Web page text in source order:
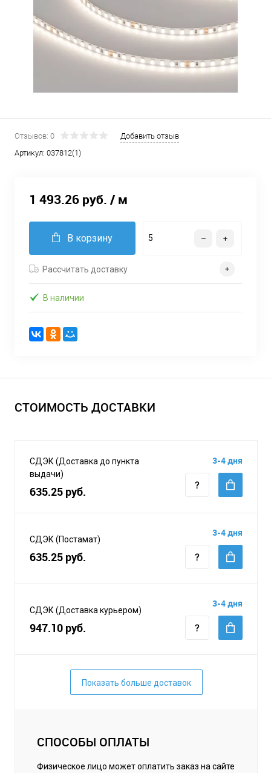
Отзывов: 0
Добавить отзыв
Артикул: 037812(1)
1 493.26 руб. / м
В корзину
Рассчитать доставку
В наличии
СТОИМОСТЬ ДОСТАВКИ
СДЭК (Доставка до пункта
выдачи)
635.25 руб.
3-4 дня
СДЭК (Постамат)
635.25 руб.
3-4 дня
СДЭК (Доставка курьером)
947.10 руб.
3-4 дня
Показать больше доставок
СПОСОБЫ ОПЛАТЫ
Физическое лицо может оплатить заказ на сайте